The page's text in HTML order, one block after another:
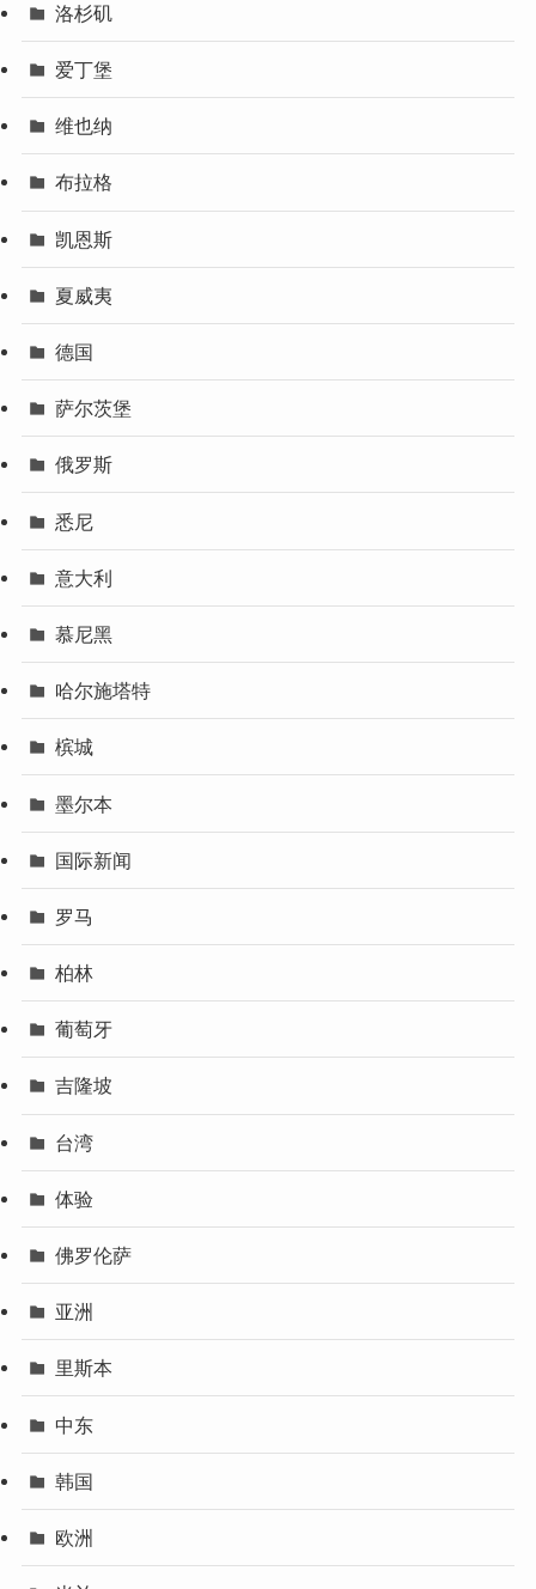
洛杉矶
爱丁堡
维也纳
布拉格
凯恩斯
夏威夷
德国
萨尔茨堡
俄罗斯
悉尼
意大利
慕尼黑
哈尔施塔特
槟城
墨尔本
国际新闻
罗马
柏林
葡萄牙
吉隆坡
台湾
体验
佛罗伦萨
亚洲
里斯本
中东
韩国
欧洲